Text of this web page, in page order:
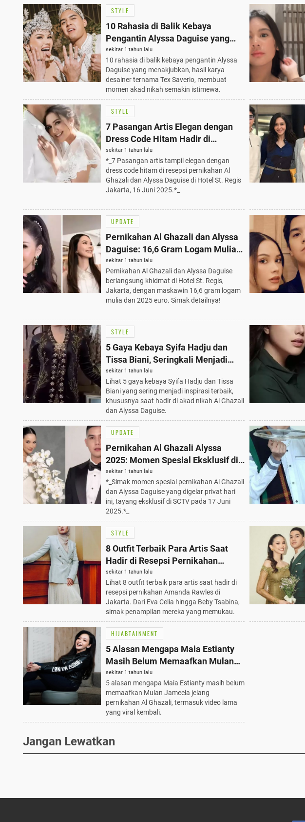
STYLE
10 Rahasia di Balik Kebaya
Pengantin Alyssa Daguise yang
Menakjubkan
sekitar 1 tahun lalu
10 rahasia di balik kebaya pengantin Alyssa
Daguise yang menakjubkan, hasil karya
desainer ternama Tex Saverio, membuat
momen akad nikah semakin istimewa.
STYLE
7 Pasangan Artis Elegan dengan
Dress Code Hitam Hadir di
Pernikahan Al Ghazali dan Alyssa
Daguise
sekitar 1 tahun lalu
*_7 Pasangan artis tampil elegan dengan
dress code hitam di resepsi pernikahan Al
Ghazali dan Alyssa Daguise di Hotel St. Regis
Jakarta, 16 Juni 2025.*_
UPDATE
Pernikahan Al Ghazali dan Alyssa
Daguise: 16,6 Gram Logam Mulia
dan 2025 Euro, Prosesi Khidmat di
Hotel St. Regis
sekitar 1 tahun lalu
Pernikahan Al Ghazali dan Alyssa Daguise
berlangsung khidmat di Hotel St. Regis,
Jakarta, dengan maskawin 16,6 gram logam
mulia dan 2025 euro. Simak detailnya!
STYLE
5 Gaya Kebaya Syifa Hadju dan
Tissa Biani, Seringkali Menjadi
Inspirasi Terbaik
sekitar 1 tahun lalu
Lihat 5 gaya kebaya Syifa Hadju dan Tissa
Biani yang sering menjadi inspirasi terbaik,
khususnya saat hadir di akad nikah Al Ghazali
dan Alyssa Daguise.
UPDATE
Pernikahan Al Ghazali Alyssa
2025: Momen Spesial Eksklusif di
SCTV, Wajib Tahu!
sekitar 1 tahun lalu
*_Simak momen spesial pernikahan Al Ghazali
dan Alyssa Daguise yang digelar privat hari
ini, tayang eksklusif di SCTV pada 17 Juni
2025.*_
STYLE
8 Outfit Terbaik Para Artis Saat
Hadir di Resepsi Pernikahan
Amanda Rawles di Jakarta
sekitar 1 tahun lalu
Lihat 8 outfit terbaik para artis saat hadir di
resepsi pernikahan Amanda Rawles di
Jakarta. Dari Eva Celia hingga Beby Tsabina,
simak penampilan mereka yang memukau.
HIJABTAINMENT
5 Alasan Mengapa Maia Estianty
Masih Belum Memaafkan Mulan
Jameela jelang Pernikahan Al
Ghazali
sekitar 1 tahun lalu
5 alasan mengapa Maia Estianty masih belum
memaafkan Mulan Jameela jelang
pernikahan Al Ghazali, termasuk video lama
yang viral kembali.
Jangan Lewatkan